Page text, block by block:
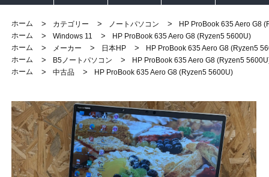
ホーム > カテゴリー > ノートパソコン >
HP ProBook 635 Aero G8
ホーム
> Windows 11 >
HP ProBook 635 Aero G8 (Ryzen5 5600U)
ホーム
> メーカー > 日本HP >
HP ProBook 635 Aero G8 (Ryzen5
ホーム
> B5ノートパソコン >
HP ProBook 635 Aero G8 (Ryzen5
ホーム
> 中古品 > HP ProBook 635 Aero G8 (Ryzen5 5600U)